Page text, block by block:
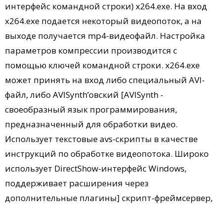
интерфейс командной строки) x264.exe. На вход
x264.exe подается некоторый видеопоток, а на
выходе получается mp4-видеофайл. Настройка
параметров компрессии производится с
помощью ключей командной строки. x264.exe
может принять на вход либо специальный AVI-
файл, либо AVISynth’овский [AVISynth -
своеобразный язык программирования,
предназначенный для обработки видео.
Использует текстовые avs-скрипты в качестве
инструкций по обработке видеопотока. Широко
использует DirectShow-интерфейс Windows,
поддерживает расширения через
дополнительные плагины] скрипт-фреймсервер,